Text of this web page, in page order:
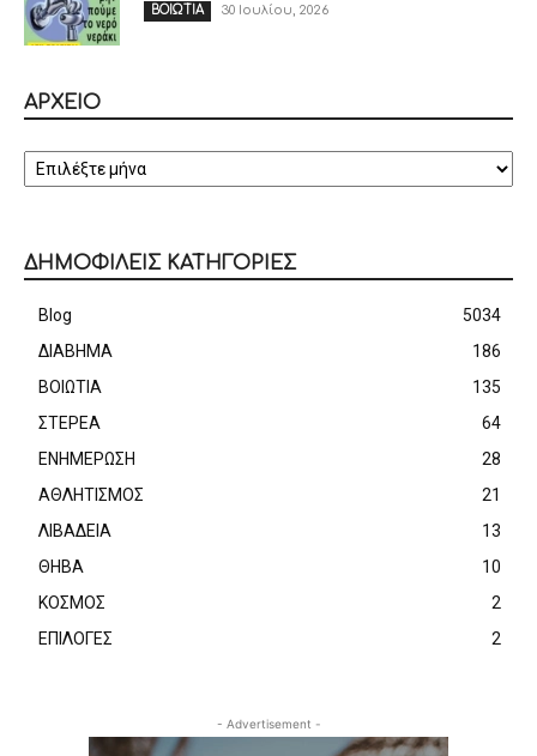
ΒΟΙΩΤΙΑ 30 Ιουλίου, 2026
ΑΡΧΕΙΟ
ΔΗΜΟΦΙΛΕΙΣ ΚΑΤΗΓΟΡΙΕΣ
Blog
5034
ΔΙΑΒΗΜΑ
186
ΒΟΙΩΤΙΑ
135
ΣΤΕΡΕΑ
64
ΕΝΗΜΕΡΩΣΗ
28
ΑΘΛΗΤΙΣΜΟΣ
21
ΛΙΒΑΔΕΙΑ
13
ΘΗΒΑ
10
ΚΟΣΜΟΣ
2
ΕΠΙΛΟΓΕΣ
2
- Advertisement -